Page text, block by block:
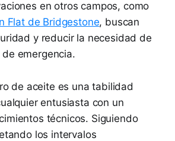
en otros campos, como
Flat de Bridgestone, buscan
y reducir la necesidad de
emergencia.
de aceite es una tabilidad
entusiasta con un
técnicos. Siguiendo
los intervalos